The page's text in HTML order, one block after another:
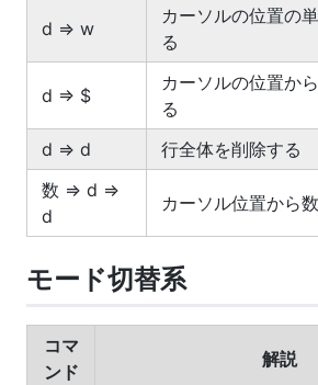
d => w
カーソルの位置の
る
d => $
カーソルの位置か
る
d => d
行全体を削除する
数 => d =>
d
カーソル位置から
モード切替系
コマ
ンド
解説